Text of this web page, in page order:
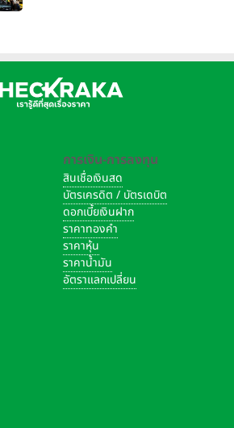
การเงิน-การลงทุน
สินเชื่อเงินสด
บัตรเครดิต / บัตรเดบิต
ดอกเบี้ยเงินฝาก
ราคาทองคำ
ราคาหุ้น
ราคาน้ำมัน
อัตราแลกเปลี่ยน